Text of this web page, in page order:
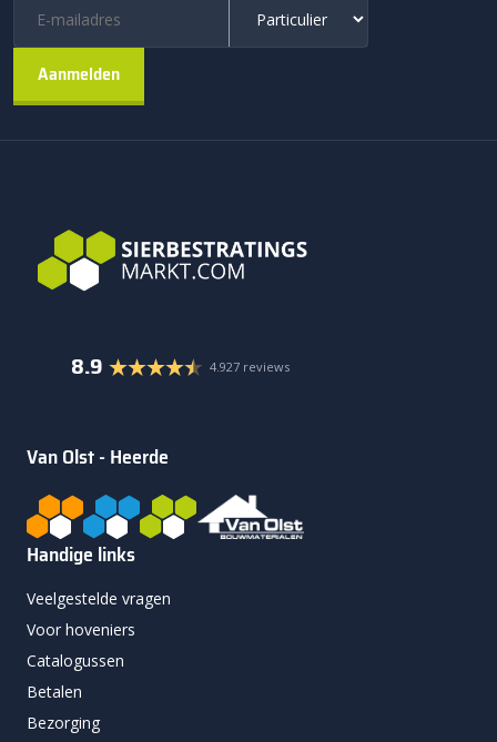
8.9 4.927 reviews
Van Olst - Heerde
Handige links
Veelgestelde vragen
Voor hoveniers
Catalogussen
Betalen
Bezorging